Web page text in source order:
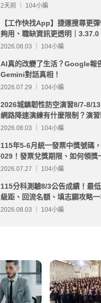
2天前 ｜ 104小編
【工作快找App】捷運搜尋更
夠用、職缺資訊更透明｜
2026.08.03 ｜ 104小編
AI真的改變了生活？Google報
Gemini對話真相！
2026.07.29 ｜ 104小編
2026城鎮韌性防空演習8/7-8/
網路降速演練有什麼限制？演
事項整理
2026.08.03 ｜ 104小編
115年5-6月統一發票中獎號碼
029！發票兌獎期限、如何領獎
2026.07.27 ｜ 104小編
115分科測驗8/3公告成績！最
級距、回流名額、填志願攻略
分析
2026.08.03 ｜ 104小編